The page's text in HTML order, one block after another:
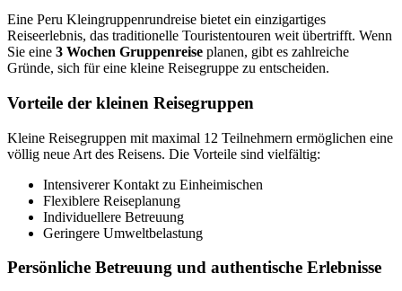
Eine Peru Kleingruppenrundreise bietet ein einzigartiges
Reiseerlebnis, das traditionelle Touristentouren weit übertrifft. Wenn
Sie eine 3 Wochen Gruppenreise planen, gibt es zahlreiche
Gründe, sich für eine kleine Reisegruppe zu entscheiden.
Vorteile der kleinen Reisegruppen
Kleine Reisegruppen mit maximal 12 Teilnehmern ermöglichen eine
völlig neue Art des Reisens. Die Vorteile sind vielfältig:
Intensiverer Kontakt zu Einheimischen
Flexiblere Reiseplanung
Individuellere Betreuung
Geringere Umweltbelastung
Persönliche Betreuung und authentische Erlebnisse